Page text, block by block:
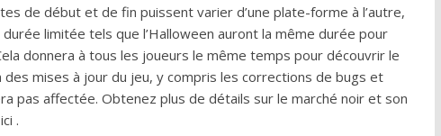
de début et de fin puissent varier d’une plate-forme à l’autre,
limitée tels que l’Halloween auront la même durée pour
donnera à tous les joueurs le même temps pour découvrir le
des mises à jour du jeu, y compris les corrections de bugs et
pas affectée. Obtenez plus de détails sur le marché noir et son
.